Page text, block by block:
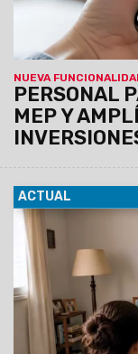
NUEVA
PERSONAL
MEP Y
ACTUAL
27/07/2026
industria nacional
Personal
Nacional de
(CONICET), para
producciones
CONICET